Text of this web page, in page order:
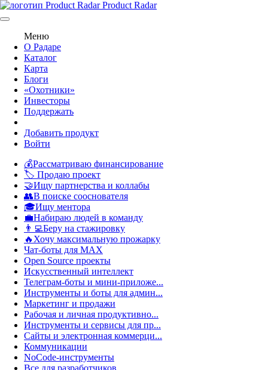
Product Radar
Меню
О Радаре
Каталог
Карта
Блоги
«Охотники»
Инвесторы
Поддержать
Добавить продукт
Войти
💰Рассматриваю финансирование
🏷️ Продаю проект
🤝Ищу партнерства и коллабы
👥В поиске сооснователя
🎓Ищу ментора
💼Набираю людей в команду
👨‍💻Беру на стажировку
🔥Хочу максимальную прожарку
Чат-боты для MAX
Open Source проекты
Искусственный интеллект
Телеграм-боты и мини-приложе...
Инструменты и боты для админ...
Маркетинг и продажи
Рабочая и личная продуктивно...
Инструменты и сервисы для пр...
Сайты и электронная коммерци...
Коммуникации
NoCode-инструменты